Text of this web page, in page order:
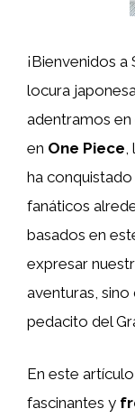
¡Bienvenidos a
locura
adentramos en
en One Piece,
ha
fanáticos
basados en
expresar
aventuras,
pedacito del
En este
fascinantes y